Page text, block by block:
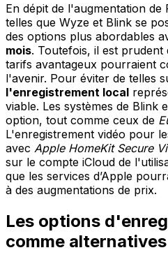
En dépit de l'augmentation de
telles que Wyze et Blink se
des options plus abordables
mois. Toutefois, il est prudent
tarifs avantageux pourraient
l'avenir. Pour éviter de telles
l'enregistrement local
viable. Les systèmes de Blink
option, tout comme ceux de
L'enregistrement vidéo pour
avec Apple HomeKit Secure
sur le compte iCloud de
que les services d’Apple
à des augmentations de prix.
Les options
comme alternatives